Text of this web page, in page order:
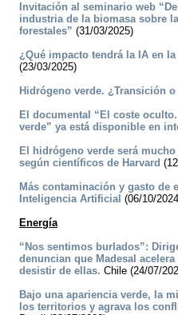
Invitación al seminario web
industria de la biomasa sobre
forestales” (31/03/2025)
¿Qué impacto tendrá la IA en
(23/03/2025)
Hidrógeno verde. ¿Transición
El documental “El coste
verde” ya está disponible en
El hidrógeno verde será
según científicos de Harvard
Más contaminación y gasto de
Inteligencia Artificial (06/10/
Energía
“Nos sentimos burlados”:
denuncian que Madesal
desistir de ellas. Chile (24/07/
Bajo una apariencia verde, la
los territorios y agrava los